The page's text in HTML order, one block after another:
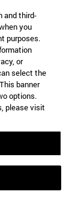
and third-
you
purposes.
or
select the
banner
options.
please visit